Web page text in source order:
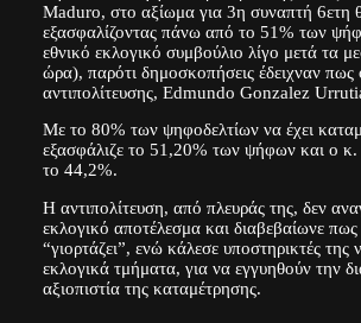
Maduro, στο αξίωμα για 3η συναπτή 6ετη
εξασφαλίζοντας πάνω από το 51% των
εθνικό εκλογικό συμβούλιο λίγο μετά τα
ώρα), παρότι δημοσκοπήσεις έδειχναν
αντιπολίτευσης, Edmundo Gonzalez
Με το 80% των ψηφοδελτίων να έχει
εξασφάλιζε το 51,20% των ψήφων και ο
το 44,2%.
Η αντιπολίτευση, από πλευράς της, δεν
εκλογικό αποτέλεσμα και διαβεβαίωνε
“γιορτάζει”, ενώ κάλεσε υποστηρικτές της
εκλογικά τμήματα, για να εγγυηθούν την
αξιοπιστία της καταμέτρησης.